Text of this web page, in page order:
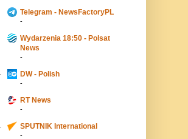
Telegram - NewsFactoryPL
-
Wydarzenia 18:50 - Polsat
News
-
DW - Polish
-
RT News
-
SPUTNIK International
-